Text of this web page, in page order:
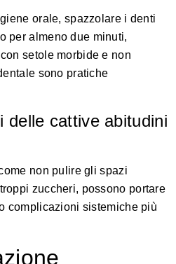
orale, spazzolare i denti
per almeno due minuti,
setole morbide e non
sono pratiche
delle cattive abitudini
non pulire gli spazi
zuccheri, possono portare
complicazioni sistemiche più